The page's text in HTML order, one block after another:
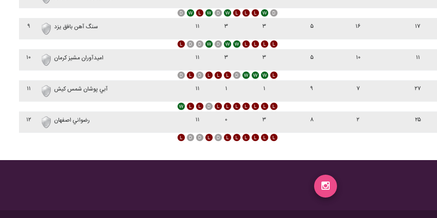
۹ سنگ آهن بافق يزد ۱۱ ۳ ۳ ۵ ۱۶ ۱۷
۱۰ اميدآوران مشيز کرمان ۱۱ ۳ ۳ ۵ ۱۰ ۱۱
۱۱ آبي پوشان شمس کيش ۱۱ ۱ ۱ ۹ ۷ ۲۷
۱۲ رضواني اصفهان ۱۱ ۰ ۳ ۸ ۲ ۲۵